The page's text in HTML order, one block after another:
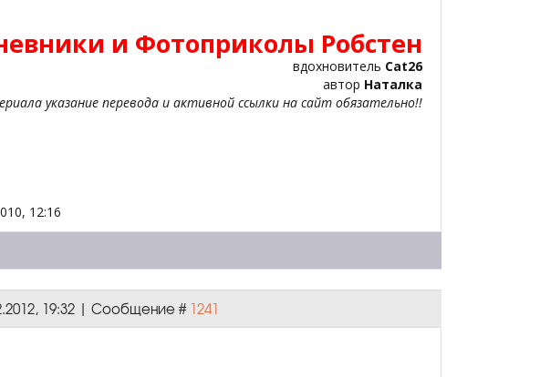
и Фотоприколы Робстен
вдохновитель Cat26
автор Наталка
указание перевода и активной ссылки на сайт обязательно!!
12:16
19:32 | Сообщение # 1241